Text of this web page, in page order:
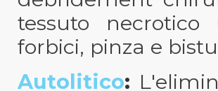
tessuto
forbici, pinza e
Autolitico: